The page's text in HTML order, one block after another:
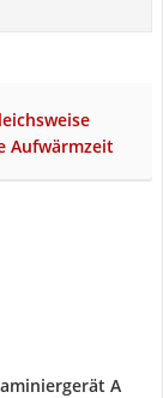
Aufwärmzeit
A